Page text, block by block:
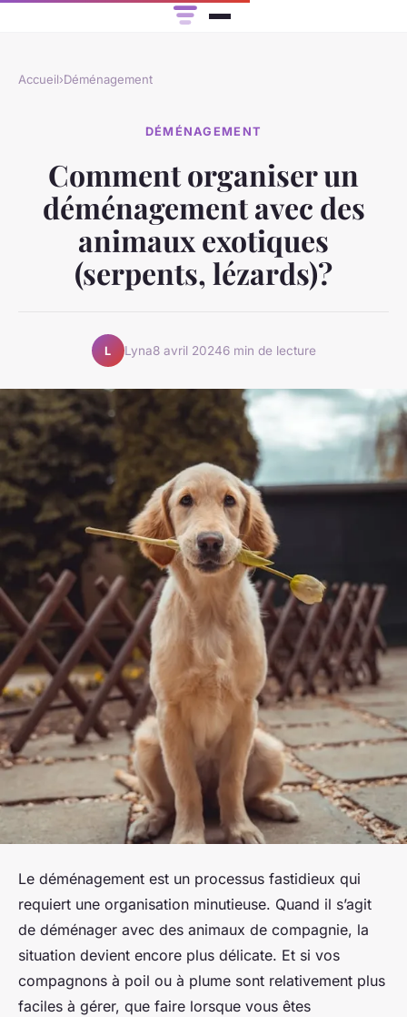
Accueil›Déménagement
DÉMÉNAGEMENT
Comment organiser un
déménagement avec des
animaux exotiques
(serpents, lézards)?
L Lyna8 avril 20246 min de lecture
Le déménagement est un processus fastidieux qui
requiert une organisation minutieuse. Quand il s’agit
de déménager avec des animaux de compagnie, la
situation devient encore plus délicate. Et si vos
compagnons à poil ou à plume sont relativement plus
faciles à gérer, que faire lorsque vous êtes